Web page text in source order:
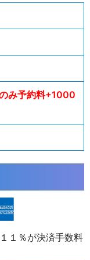
み予約料+1000
１％が決済手数料